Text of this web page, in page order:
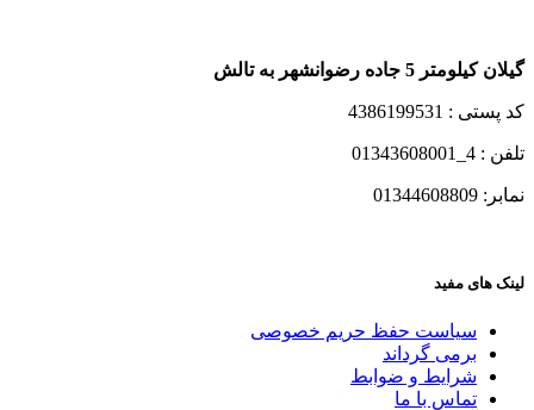
گیلان کیلومتر 5 جاده رضوانشهر به تالش
کد پستی : 4386199531
تلفن : 4_01343608001
نمابر: 01344608809
لینک های مفید
سیاست حفظ حریم خصوصی
برمی گرداند
شرایط و ضوابط
تماس با ما